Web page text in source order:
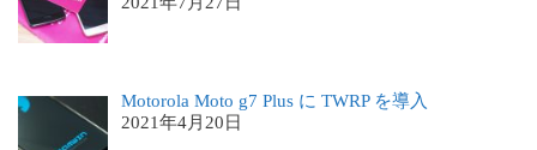
Motorola Moto g7 Plus に TWRP を導入
2021年4月20日